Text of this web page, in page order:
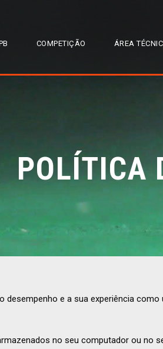
COMPETIÇÃO ÁREA
POLÍTICA
e a sua experiência
no seu computador ou